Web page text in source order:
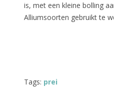
is, met een kleine bolling
Alliumsoorten gebruikt te
Tags: prei